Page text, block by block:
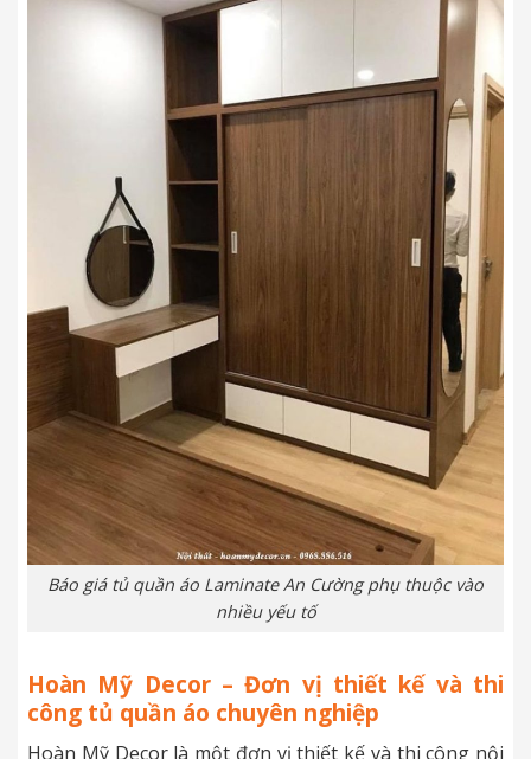
Báo giá tủ quần áo Laminate An Cường phụ thuộc vào
nhiều yếu tố
Hoàn Mỹ Decor – Đơn vị thiết kế và thi
công tủ quần áo chuyên nghiệp
Hoàn Mỹ Decor là một đơn vị thiết kế và thi công nội